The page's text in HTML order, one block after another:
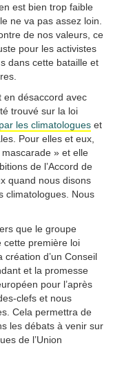
est bien trop faible
ne va pas assez loin.
de nos valeurs, ce
pour les activistes
dans cette bataille et
en désaccord avec
trouvé sur la loi
les climatologues et
Pour elles et eux,
» et elle
de l’Accord de
quand nous disons
climatologues. Nous
que le groupe
cette première loi
d’un Conseil
et la promesse
pour l’après
clefs et nous
Cela permettra de
les débats à venir sur
de l’Union